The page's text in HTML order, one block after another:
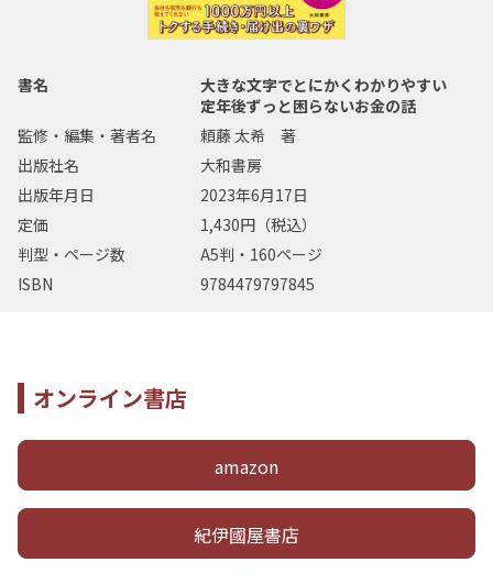
書名
大きな文字でとにかくわかりやすい
定年後ずっと困らないお金の話
監修・編集・著者名
頼藤 太希 著
出版社名
大和書房
出版年月日
2023年6月17日
定価
1,430円（税込）
判型・ページ数
A5判・160ページ
ISBN
9784479797845
オンライン書店
amazon
紀伊國屋書店